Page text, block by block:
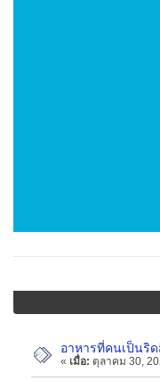
อาหารที่คนเป็นริ
« เมื่อ: ตุลาคม 30,